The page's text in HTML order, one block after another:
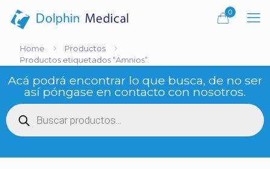
0
Home
Productos
Productos etiquetados “Amnios”
Acá podrá encontrar lo que busca, de no ser
así póngase en contacto con nosotros.
Búsqueda
de
productos